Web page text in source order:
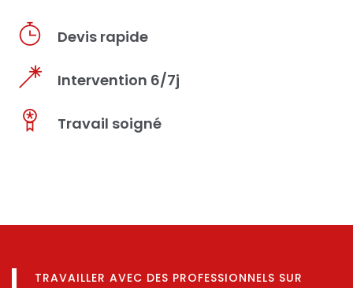
Devis rapide
Intervention 6/7j
Travail soigné
TRAVAILLER AVEC DES PROFESSIONNELS SUR